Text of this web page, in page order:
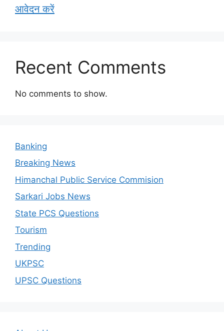
आवेदन करें
Recent Comments
No comments to show.
Banking
Breaking News
Himanchal Public Service Commision
Sarkari Jobs News
State PCS Questions
Tourism
Trending
UKPSC
UPSC Questions